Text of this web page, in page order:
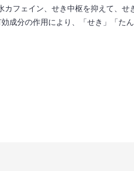
カフェイン、せき中枢を抑えて、
成分の作用により、「せき」「た